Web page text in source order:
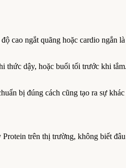
cao ngắt quãng hoặc cardio ngắn
thức dậy, hoặc buổi tối trước khi
bị đúng cách cũng tạo ra sự
trên thị trường, không biết